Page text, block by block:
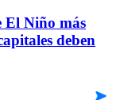
El Niño más
deben